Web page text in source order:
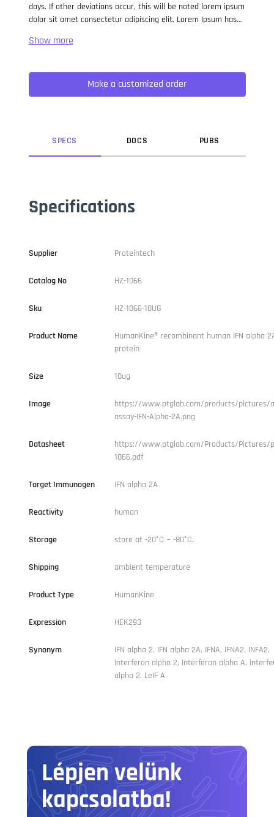
days. If other deviations occur, this will be noted lorem ipsum
dolor sit amet consectetur adipiscing elit. Lorem Ipsum has
when an unknown printer took a galley of type and
not only five centuries, but also the leap into electronic
typesetting, remaining essentially unchanged. It was
popularised in the 1960s with the release of Letraset sheets
Make a customized order
SPECS DOCS PUBS
Specifications
Supplier Proteintech
Catalog No HZ-1066
Sku HZ-1066-10UG
Product Name
HumanKine® recombinant human IFN alpha
protein
Size 10ug
Image
https://www.ptglab.com/products/pictures/
assay-IFN-Alpha-2A.png
Datasheet
https://www.ptglab.com/Products/Pictures/
1066.pdf
Target Immunogen IFN alpha 2A
Reactivity human
Storage store at -20°C ~ -80°C.
Shipping ambient temperature
Product Type HumanKine
Expression HEK293
Synonym
IFN alpha 2, IFN alpha 2A, IFNA, IFNA2, INFA2,
Interferon alpha 2, Interferon alpha A,
alpha 2, LeIF A
Lépjen velünk
kapcsolatba!